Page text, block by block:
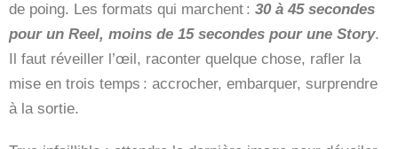
de poing. Les formats qui marchent : 30 à 45 secondes
pour un Reel, moins de 15 secondes pour une Story.
Il faut réveiller l’œil, raconter quelque chose, rafler la
mise en trois temps : accrocher, embarquer, surprendre
à la sortie.